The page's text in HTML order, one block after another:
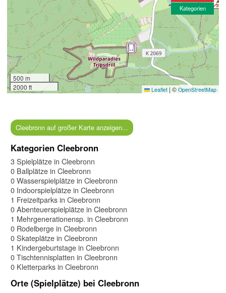
500 m
2000 ft
Leaflet | © OpenStreetMap
Kategorien
Cleebronn auf großer Karte anzeigen...
Kategorien Cleebronn
3 Spielplätze in Cleebronn
0 Ballplätze in Cleebronn
0 Wasserspielplätze in Cleebronn
0 Indoorspielplätze in Cleebronn
1 Freizeitparks in Cleebronn
0 Abenteuerspielplätze in Cleebronn
1 Mehrgenerationensp. in Cleebronn
0 Rodelberge in Cleebronn
0 Skateplätze in Cleebronn
1 Kindergeburtstage in Cleebronn
0 Tischtennisplatten in Cleebronn
0 Kletterparks in Cleebronn
Orte (Spielplätze) bei Cleebronn